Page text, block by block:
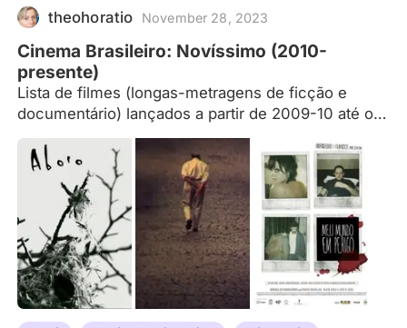
theohoratio November 28, 2023
Cinema Brasileiro: Novíssimo (2010-
presente)
Lista de filmes (longas-metragens de ficção e
documentário) lançados a partir de 2009-10 até os
dias de hoje. A lista é pensada a partir das mostras
de novíssimo cinema brasileiro que acontecem no
CINUSP desde 2012 (edições: 1ª, 2ª, 3ª, 4ª, 5ª, 6ª,
7ª), além de lançamentos a partir de 2010. Alguns
filmes, anteriores à 2010, foram incluídos,
pensados a partir do artigo de Marcelo Ikeda, "O
'Novíssimo Cinema Brasileiro': Sinais de uma
Renovação," onde o autor desenvolve a
periodização mais por causa de uma geração do
que por um movimento, observando a política